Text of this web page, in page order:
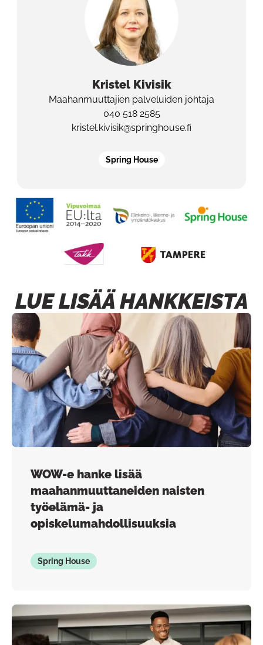
Kristel Kivisik
Maahanmuuttajien palveluiden johtaja
040 518 2585
kristel.kivisik@springhouse.fi
Spring House
LUE LISÄÄ HANKKEISTA
WOW-e hanke lisää
maahanmuuttaneiden naisten
työelämä- ja
opiskelumahdollisuuksia
Spring House